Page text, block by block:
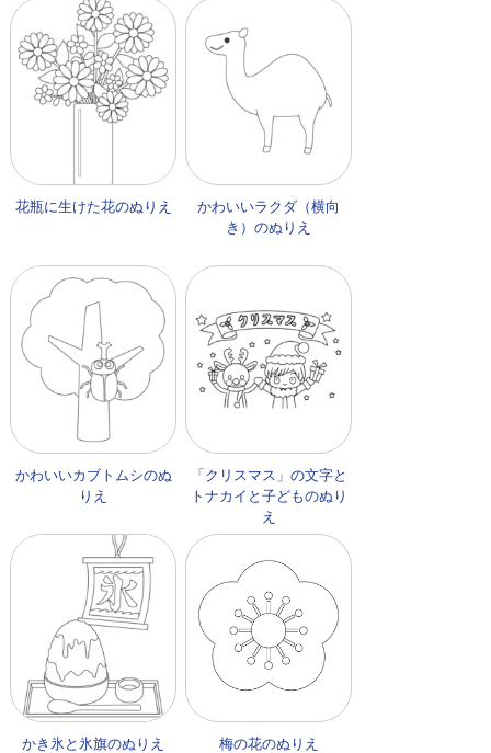
花瓶に生けた花のぬりえ
かわいいラクダ（横向
き）のぬりえ
かわいいカブトムシのぬ
りえ
「クリスマス」の文字と
トナカイと子どものぬり
え
かき氷と氷旗のぬりえ 梅の花のぬりえ